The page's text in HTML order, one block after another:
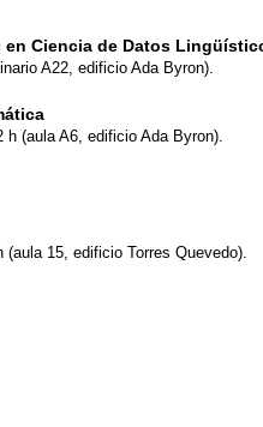
en Ciencia de Datos
A22, edificio Ada Byron).
h (aula A6, edificio Ada Byron).
15, edificio Torres Quevedo).